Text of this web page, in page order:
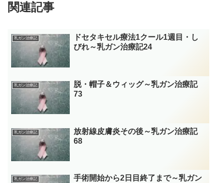
関連記事
乳ガン治療記
ドセタキセル療法1クール1週目・し
びれ～乳ガン治療記24
乳ガン治療記
脱・帽子＆ウィッグ～乳ガン治療記
73
乳ガン治療記
放射線皮膚炎その後～乳ガン治療記
68
乳ガン治療記
手術開始から2日目終了まで～乳ガン